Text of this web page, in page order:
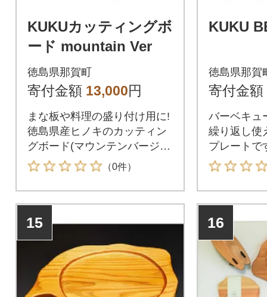
KUKUカッティングボ
ード mountain Ver
徳島県那賀町
寄付金額 13,000円
まな板や料理の盛り付け用に!
徳島県産ヒノキのカッティン
グボード(マウンテンバージョ
ン)です!
（0件）
KUKU
徳島県那賀
寄付金額
バーベキュ
繰り返し使
プレートで
15 16